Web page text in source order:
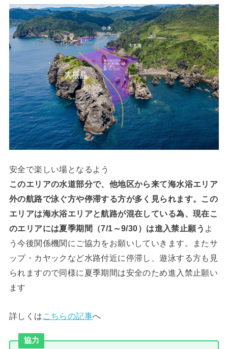
安全で楽しい場となるよう
このエリアの水道部分で、他地区から来て海水浴エリア
外の航路で泳ぐ方や停滞する方が多く見られます。この
エリアは海水浴エリアと航路が混在している為、現在こ
のエリアには夏季期間（7/1～9/30）は進入禁止願う よ
う今後関係機関にご協力をお願いしていきます。またサ
ップ・カヤックなど水路付近に停滞し、遊泳する方も見
られますので同様に夏季期間は安全のため進入禁止願い
ます
詳しくは こちらの記事へ
協力